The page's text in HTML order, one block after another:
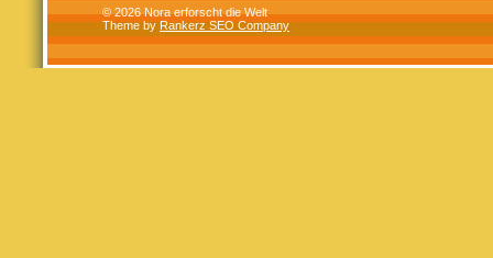
© 2026 Nora erforscht die Welt
Theme byRankerz SEO Company